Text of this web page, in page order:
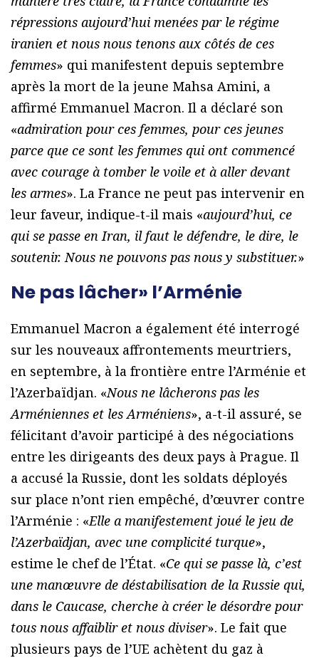
répressions aujourd’hui menées par le régime
iranien et nous nous tenons aux côtés de ces
femmes» qui manifestent depuis septembre
après la mort de la jeune Mahsa Amini, a
affirmé Emmanuel Macron. Il a déclaré son
«admiration pour ces femmes, pour ces jeunes
parce que ce sont les femmes qui ont commencé
avec courage à tomber le voile et à aller devant
les armes». La France ne peut pas intervenir en
leur faveur, indique-t-il mais «aujourd’hui, ce
qui se passe en Iran, il faut le défendre, le dire, le
soutenir. Nous ne pouvons pas nous y substituer.»
Ne pas lâcher» l’Arménie
Emmanuel Macron a également été interrogé
sur les nouveaux affrontements meurtriers,
en septembre, à la frontière entre l’Arménie et
l’Azerbaïdjan. «Nous ne lâcherons pas les
Arméniennes et les Arméniens», a-t-il assuré, se
félicitant d’avoir participé à des négociations
entre les dirigeants des deux pays à Prague. Il
a accusé la Russie, dont les soldats déployés
sur place n’ont rien empêché, d’œuvrer contre
l’Arménie : «Elle a manifestement joué le jeu de
l’Azerbaïdjan, avec une complicité turque»,
estime le chef de l’État. «Ce qui se passe là, c’est
une manœuvre de déstabilisation de la Russie qui,
dans le Caucase, cherche à créer le désordre pour
tous nous affaiblir et nous diviser». Le fait que
plusieurs pays de l’UE achètent du gaz à